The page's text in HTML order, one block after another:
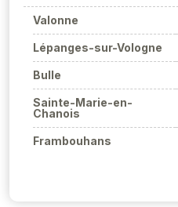
Valonne
Lépanges-sur-Vologne
Bulle
Sainte-Marie-en-
Chanois
Frambouhans